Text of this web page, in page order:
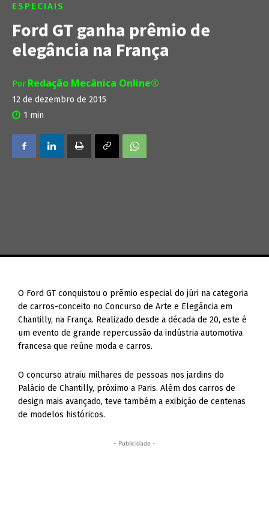
ESPECIAIS
Ford GT ganha prêmio de
elegância na França
Por Redação Mecânica Online®
12 de dezembro de 2015
1 min
O Ford GT conquistou o prêmio especial do júri na categoria
de carros-conceito no Concurso de Arte e Elegância em
Chantilly, na França. Realizado desde a década de 20, este é
um evento de grande repercussão da indústria automotiva
francesa que reúne moda e carros.
O concurso atraiu milhares de pessoas nos jardins do
Palácio de Chantilly, próximo a Paris. Além dos carros de
design mais avançado, teve também a exibição de centenas
de modelos históricos.
- Publicidade -